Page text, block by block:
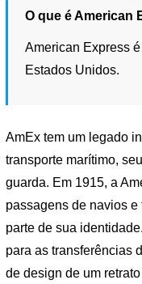
O que é American
American Express
Estados Unidos.
AmEx tem um legado
transporte marítimo,
guarda. Em 1915, a
passagens de navios
parte de sua
para as transferências
de design de um